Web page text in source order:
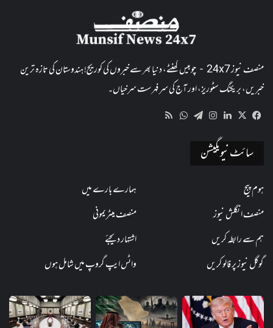
منصف نیوز 24x7 - چوبیس گھنٹے، دنیا بھر سے خبروں کی کوریج! ہندوستان کی تازہ ترین
خبریں، بریکنگ سٹوریز، اور آج کی سرفہرست سرخیاں۔
Facebook
X
LinkedIn
Instagram
Telegram
WhatsApp
سائٹ نیویگیشن
ہوم پیج
ہمارے بارے میں
منصف انگلش نیوز
منصف میٹریمونی
ہم سے رابطہ کریں
اشتہار دیجئے
گوگل نیوز پر فالو کریں
واٹس ایپ گروپ میں شامل ہوں